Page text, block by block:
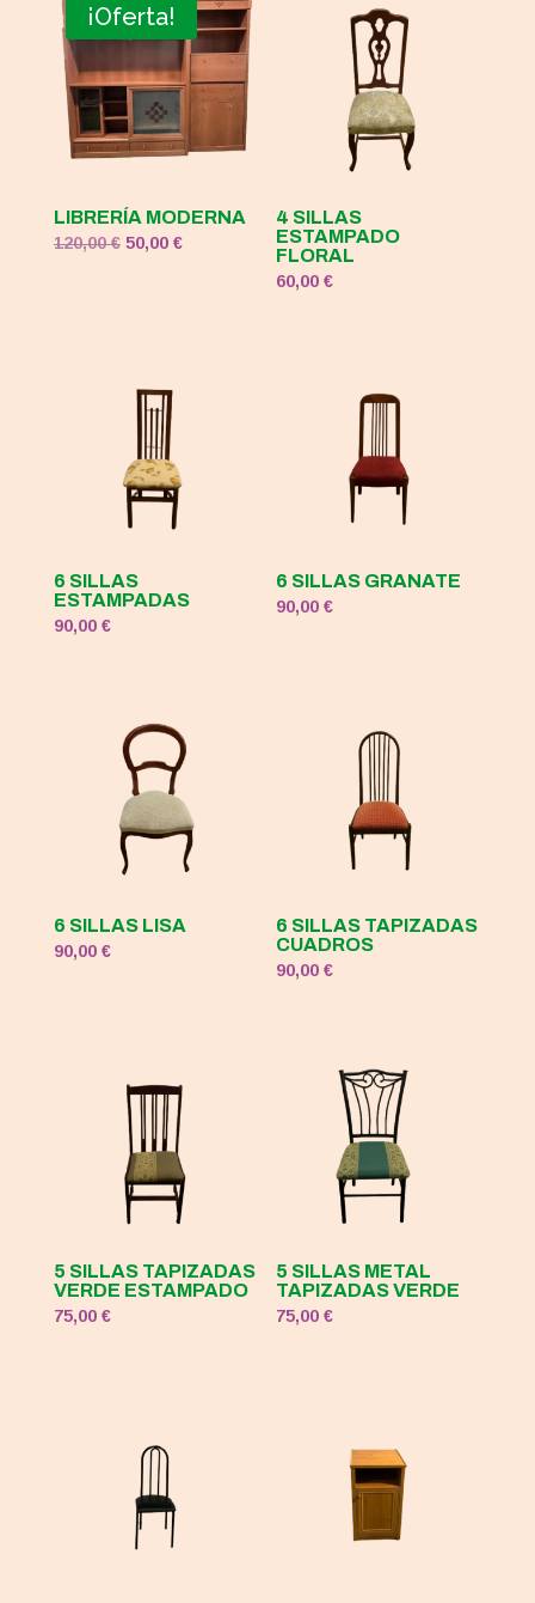
era:
120,00 €.
es:
50,00 €.
¡Oferta!
LIBRERÍA MODERNA
120,00€ El
50,00 €El
4 SILLAS
ESTAMPADO
FLORAL
60,00€
6 SILLAS
ESTAMPADAS
90,00 €
6 SILLAS GRANATE
90,00€
6 SILLAS LISA
90,00 €
6 SILLAS TAPIZADAS
CUADROS
90,00€
5 SILLAS TAPIZADAS
VERDE ESTAMPADO
75,00 €
5 SILLAS METAL
TAPIZADAS VERDE
75,00€